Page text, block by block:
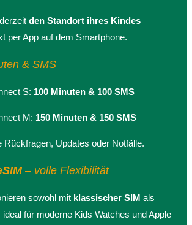
den Standort ihres Kindes
per App auf dem Smartphone.
& SMS
S: 100 Minuten & 100 SMS
M: 150 Minuten & 150 SMS
Rückfragen, Updates oder Notfälle.
– volle Flexibilität
sowohl mit klassischer SIM als
ideal für moderne Kids Watches und Apple